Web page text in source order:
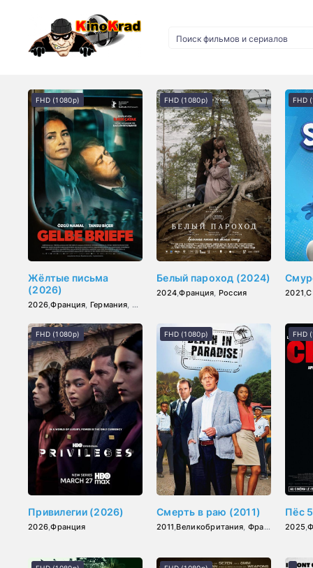
Жёлтые письма
(2026)
2026,Франция, Германия, Турция
FHD (1080p)
Белый пароход (2024)
2024,Франция, Россия
FHD (1080p)
2021,
FHD
Привилегии (2026)
2026,Франция
FHD (1080p)
Смерть в раю (2011)
2011,Великобритания, Франция
FHD (1080p)
Пёс
2025,
FHD